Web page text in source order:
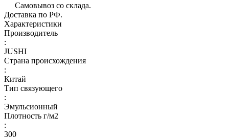
Самовывоз со склада.
Доставка по РФ.
Характеристики
Производитель
:
JUSHI
Страна происхождения
:
Китай
Тип связующего
:
Эмульсионный
Плотность г/м2
:
300